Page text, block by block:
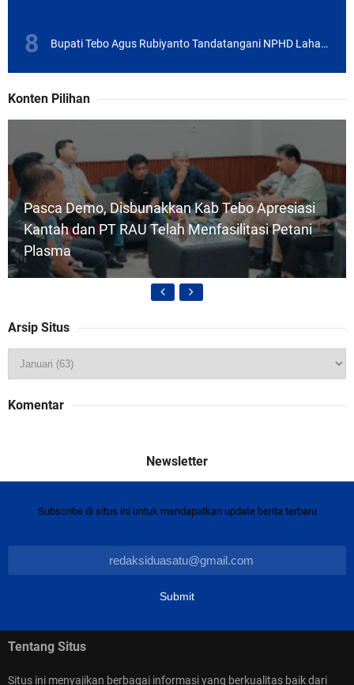
Bupati Tebo Agus Rubiyanto Tandatangani NPHD Lahan Sekolah Nasional Terintegrasi
Konten Pilihan
Pasca Demo, Disbunakkan Kab Tebo Apresiasi
Kantah dan PT RAU Telah Menfasilitasi Petani
Plasma
Solikhin Pemilik Toko Tani Bina Usaha di Tebo
Modusnya
PKKPR Tidak di Perpanjang, Lokasi PT APN di
Tebo-Jambi Beralih Ke PT MUD
Arsip Situs
Komentar
Subscribe di situs ini untuk mendapatkan update berita terbaru
Tentang Situs
Situs ini menyajikan berbagai informasi yang berkualitas baik dari